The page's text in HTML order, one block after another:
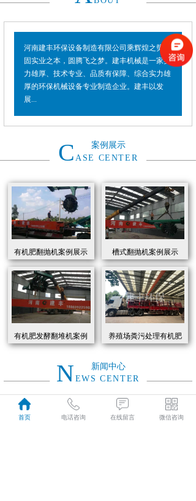
河南建丰环保设备制造有限公司乘辉煌之势，
固实业之本，圆腾飞之梦。建丰机械是一家实
力雄厚、技术专业、品质有保障、综合实力雄
厚的环保机械设备专业制造企业。建丰以发
展...
案例展示
C ASE CENTER
有机肥翻抛机案例展示 槽式翻抛机案例展示
有机肥发酵翻堆机案例
展示
养殖场粪污处理有机肥
发酵罐 履带式有机肥翻
新闻中心
N EWS CENTER
2026
首页 电话咨询 在线留言 微信咨询